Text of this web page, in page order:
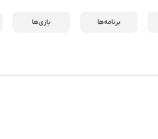
برنامه‌ها بازی‌ها